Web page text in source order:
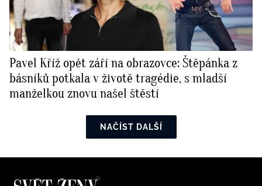
Pavel Kříž opět září na obrazovce: Štěpánka z
básníků potkala v životě tragédie, s mladší
manželkou znovu našel štěstí
NAČÍST DALŠÍ